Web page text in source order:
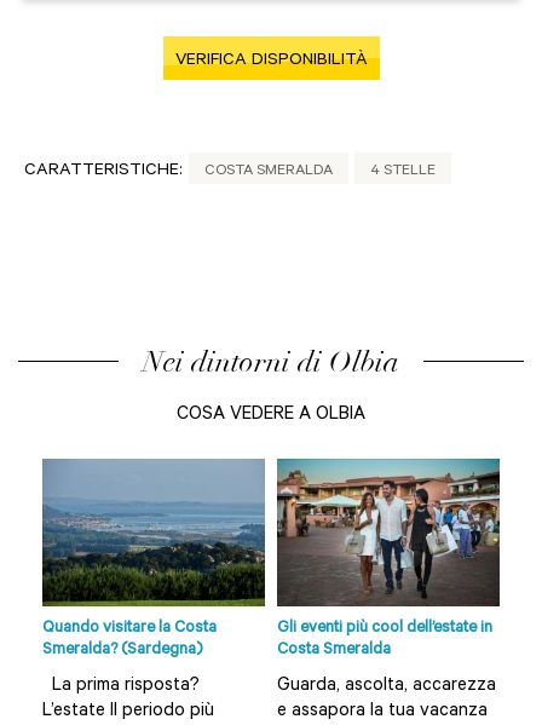
VERIFICA DISPONIBILITÀ
CARATTERISTICHE: COSTA SMERALDA 4 STELLE
Nei dintorni di Olbia
COSA VEDERE A OLBIA
Quando visitare la Costa
Smeralda? (Sardegna)
La prima risposta?
L’estate Il periodo più
Gli eventi più cool dell’estate in
Costa Smeralda
Guarda, ascolta, accarezza
e assapora la tua vacanza